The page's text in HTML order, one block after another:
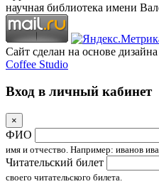
научная библиотека имени
Сайт сделан на основе
Coffee Studio
Вход в личный кабинет
×
ФИО
имя и отчество. Например: иванов
Читательский билет
своего читательского билета.